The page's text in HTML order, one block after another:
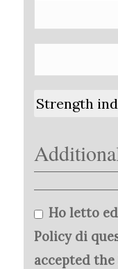
Strength
Ho letto
Policy di
accepted